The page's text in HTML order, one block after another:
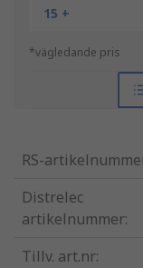
15 +
*vägledande pris
RS-
Distrelec
artikelnummer:
Tillv. art.nr: